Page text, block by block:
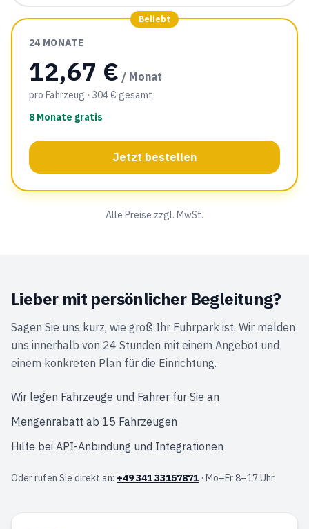
Beliebt
24 MONATE
12,67 € / Monat
pro Fahrzeug · 304 € gesamt
8 Monate gratis
Jetzt bestellen
Alle Preise zzgl. MwSt.
Lieber mit persönlicher Begleitung?
Sagen Sie uns kurz, wie groß Ihr Fuhrpark ist. Wir melden
uns innerhalb von 24 Stunden mit einem Angebot und
einem konkreten Plan für die Einrichtung.
Wir legen Fahrzeuge und Fahrer für Sie an
Mengenrabatt ab 15 Fahrzeugen
Hilfe bei API-Anbindung und Integrationen
Oder rufen Sie direkt an: +49 341 33157871 · Mo–Fr 8–17 Uhr